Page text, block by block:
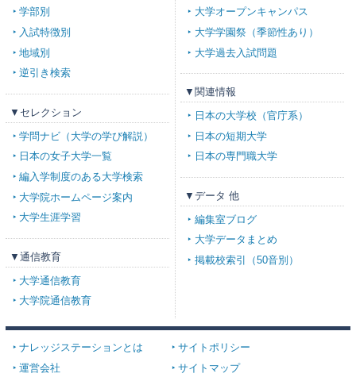
学部別
入試特徴別
地域別
逆引き検索
▼セレクション
学問ナビ（大学の学び解説）
日本の女子大学一覧
編入学制度のある大学検索
大学院ホームページ案内
大学生涯学習
▼通信教育
大学通信教育
大学院通信教育
大学オープンキャンパス
大学学園祭（季節性あり）
大学過去入試問題
▼関連情報
日本の大学校（官庁系）
日本の短期大学
日本の専門職大学
▼データ 他
編集室ブログ
大学データまとめ
掲載校索引（50音別）
ナレッジステーションとは
サイトポリシー
運営会社
サイトマップ